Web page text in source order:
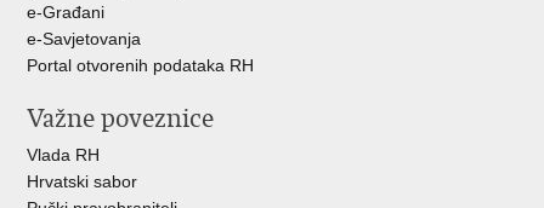
e-Građani
e-Savjetovanja
Portal otvorenih podataka RH
Važne poveznice
Vlada RH
Hrvatski sabor